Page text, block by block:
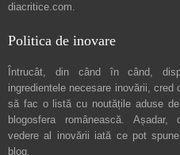
diacritice.com.
Politica de inovare
Întrucât, din când în când,
ingredientele necesare inovării, cred
să fac o listă cu noutățile aduse
blogosfera românească.
vedere al inovării iată ce pot spune
blog.